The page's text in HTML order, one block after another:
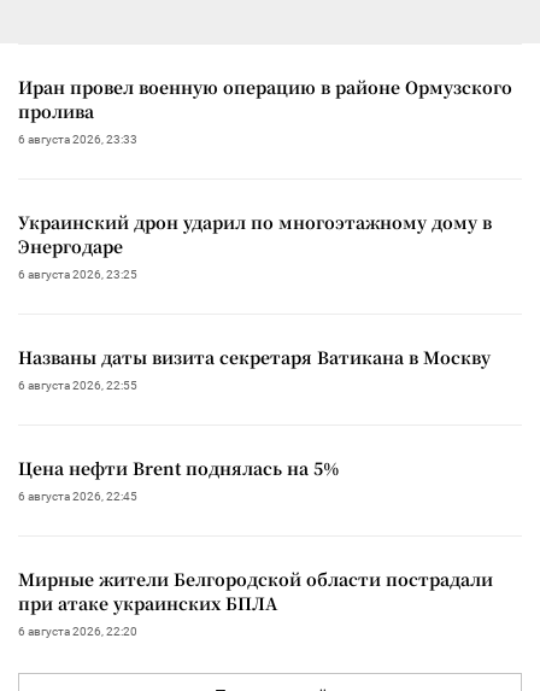
Иран провел военную операцию в районе Ормузского
пролива
6 августа 2026, 23:33
Украинский дрон ударил по многоэтажному дому в
Энергодаре
6 августа 2026, 23:25
Названы даты визита секретаря Ватикана в Москву
6 августа 2026, 22:55
Цена нефти Brent поднялась на 5%
6 августа 2026, 22:45
Мирные жители Белгородской области пострадали
при атаке украинских БПЛА
6 августа 2026, 22:20